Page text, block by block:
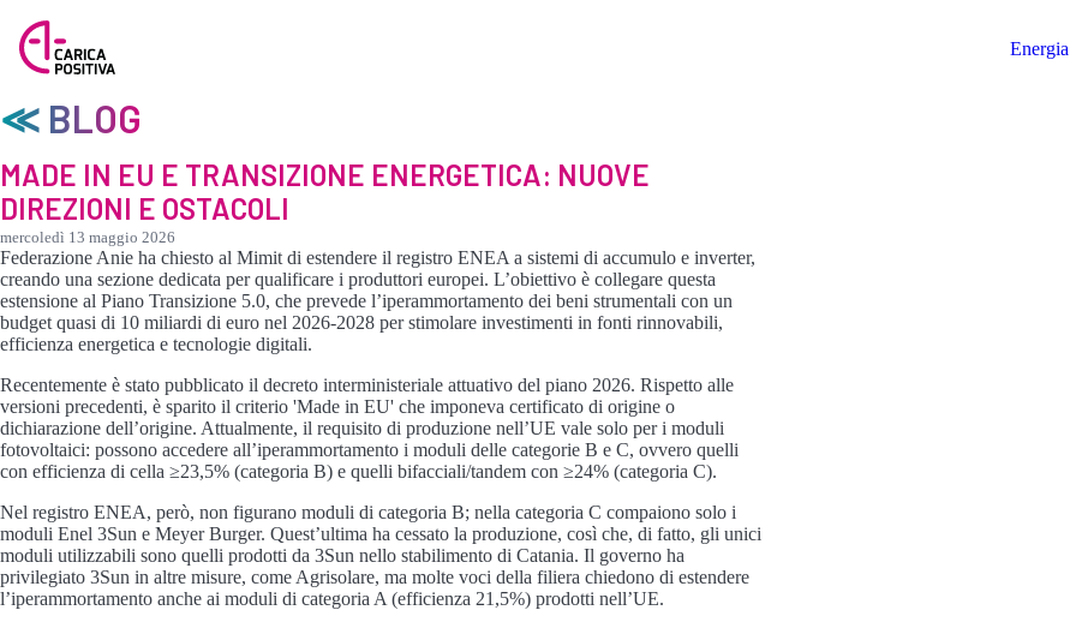
Energia
≪ BLOG
MADE IN EU E TRANSIZIONE ENERGETICA: NUOVE
DIREZIONI E OSTACOLI
mercoledì 13 maggio 2026
Federazione Anie ha chiesto al Mimit di estendere il registro ENEA a sistemi di accumulo e inverter,
creando una sezione dedicata per qualificare i produttori europei. L’obiettivo è collegare questa
estensione al Piano Transizione 5.0, che prevede l’iperammortamento dei beni strumentali con un
budget quasi di 10 miliardi di euro nel 2026-2028 per stimolare investimenti in fonti rinnovabili,
efficienza energetica e tecnologie digitali.
Recentemente è stato pubblicato il decreto interministeriale attuativo del piano 2026. Rispetto alle
versioni precedenti, è sparito il criterio 'Made in EU' che imponeva certificato di origine o
dichiarazione dell’origine. Attualmente, il requisito di produzione nell’UE vale solo per i moduli
fotovoltaici: possono accedere all’iperammortamento i moduli delle categorie B e C, ovvero quelli
con efficienza di cella ≥23,5% (categoria B) e quelli bifacciali/tandem con ≥24% (categoria C).
Nel registro ENEA, però, non figurano moduli di categoria B; nella categoria C compaiono solo i
moduli Enel 3Sun e Meyer Burger. Quest’ultima ha cessato la produzione, così che, di fatto, gli unici
moduli utilizzabili sono quelli prodotti da 3Sun nello stabilimento di Catania. Il governo ha
privilegiato 3Sun in altre misure, come Agrisolare, ma molte voci della filiera chiedono di estendere
l’iperammortamento anche ai moduli di categoria A (efficienza 21,5%) prodotti nell’UE.